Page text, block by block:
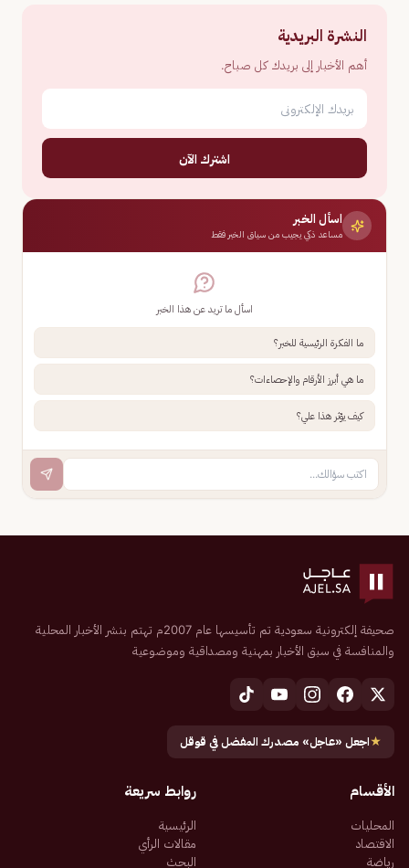
النشرة البريدية
أهم الأخبار إلى بريدك كل صباح.
اشترك الآن
اسأل الخبر
مساعد ذكي يجيب من سياق الخبر فقط
اسأل ما تريد عن هذا الخبر
ما الفكرة الرئيسية للخبر؟
ما هي أبرز الأرقام والإحصاءات؟
كيف يؤثر هذا علي؟
صحيفة إلكترونية سعودية تم تأسيسها عام 2007م تهتم بنشر الأخبار المحلية
والمنافسة في سبق الأخبار بمهنية ومصداقية وموضوعية
★اجعل «عاجل» مصدرك المفضل في قوقل
الأقسام
المحليات
الاقتصاد
رياضة
روابط سريعة
الرئيسية
مقالات الرأي
البحث